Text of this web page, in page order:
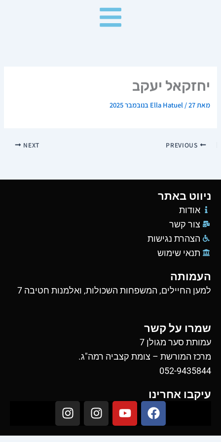
יחזקאל יעקב
מאת Ella Hatuel /27 בנובמבר 2025
NEXT
ניווט באתר
אודות
צור קשר
הצהרת נגישות
תנאי שימוש
העמותה
למען החיילים, המשפחות השכולות, ואלמנות חטיבה 7
שמרו על קשר
עמותת סער מגולן 7
מרכז המורשת – צומת קצביה רמה"ג.
052-9435844
עיקבו אחרינו
F
a
c
Y
o
u
I
n
s
I
n
s